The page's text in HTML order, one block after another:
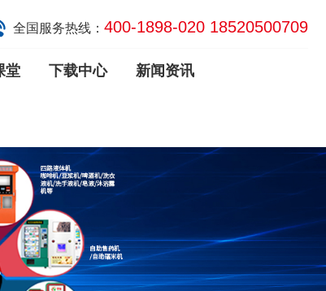
全国服务热线： 400-1898-020 18520500709
堂 下载中心 新闻资讯